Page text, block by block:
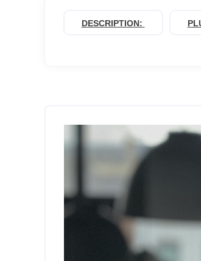
DESCRIPTION: